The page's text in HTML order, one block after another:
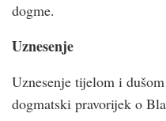
dogme.
Uznesenje
Uznesenje tijelom i
dogmatski pravorijek o